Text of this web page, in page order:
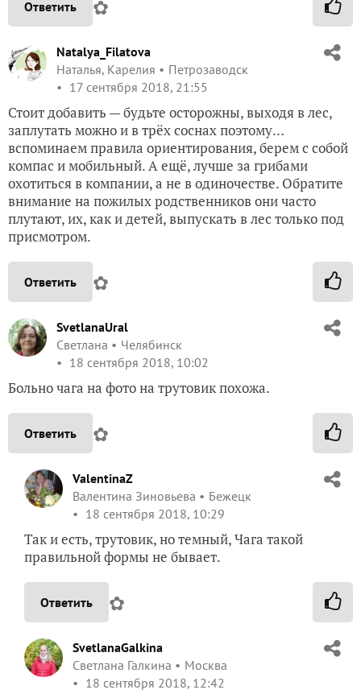
Ответить ✿
Natalya_Filatova
Наталья, Карелия
Петрозаводск
17 сентября 2018, 21:55
Стоит добавить — будьте осторожны, выходя в лес,
заплутать можно и в трёх соснах поэтому…
вспоминаем правила ориентирования, берем с собой
компас и мобильный. А ещё, лучше за грибами
охотиться в компании, а не в одиночестве. Обратите
внимание на пожилых родственников они часто
плутают, их, как и детей, выпускать в лес только под
присмотром.
Ответить ✿
SvetlanaUral
Светлана
Челябинск
18 сентября 2018, 10:02
Больно чага на фото на трутовик похожа.
Ответить ✿
ValentinaZ
Валентина Зиновьева
Бежецк
18 сентября 2018, 10:29
Так и есть, трутовик, но темный, Чага такой
правильной формы не бывает.
Ответить ✿
SvetlanaGalkina
Светлана Галкина
Москва
18 сентября 2018, 12:42